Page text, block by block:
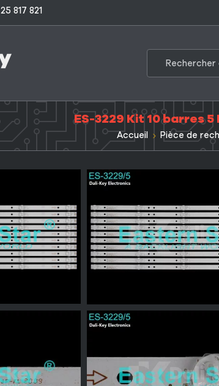
25 817 821
ES-3229 Kit 10 barres 5
Accueil Pièce de